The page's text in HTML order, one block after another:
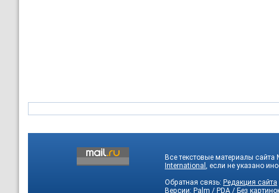
Все текстовые материалы сайта
International
, если не указано
Обратная связь: Редакция сайта
Версии: Palm / PDA / Без